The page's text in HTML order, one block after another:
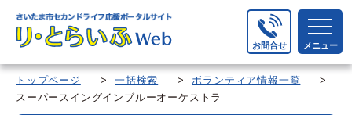
お問合せ メニュー
トップページ >一括検索 >ボランティア情報一覧
>
スーパースイングインブルーオーケストラ